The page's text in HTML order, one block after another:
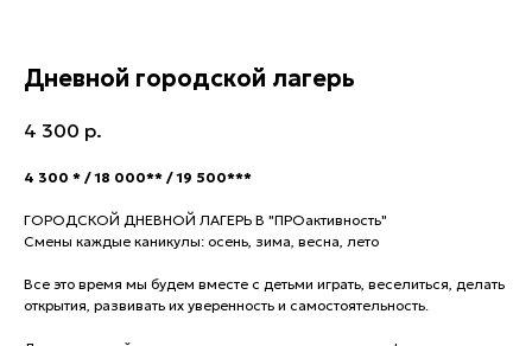
Дневной городской лагерь
4 300 р.
4 300 * / 18 000** / 19 500***
ГОРОДСКОЙ ДНЕВНОЙ ЛАГЕРЬ В "ПРОактивность"
Смены каждые каникулы: осень, зима, весна, лето
Все это время мы будем вместе с детьми играть, веселиться, делать
открытия, развивать их уверенность и самостоятельность.